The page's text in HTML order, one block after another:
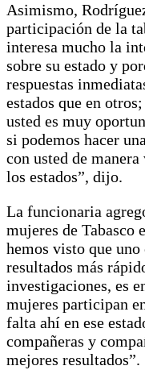
Asimismo,
participación de la
interesa mucho la
sobre su estado y
respuestas
estados que en
usted es muy
si podemos hacer
con usted de
los estados”, dijo.
La funcionaria
mujeres de Tabasco
hemos visto que uno
resultados más
investigaciones, es
mujeres participan
falta ahí en ese
compañeras y
mejores resultados”.